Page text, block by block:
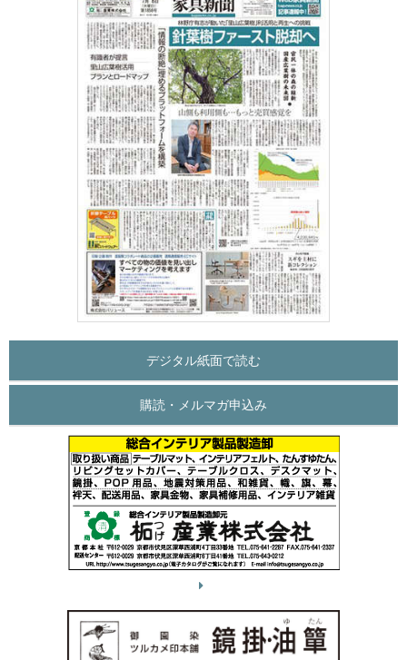
デジタル紙面で読む
購読・メルマガ申込み